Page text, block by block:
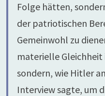
Folge hätten,
der patriotischen
Gemeinwohl zu
materielle Gleichheit
sondern, wie Hitler
Interview sagte, um